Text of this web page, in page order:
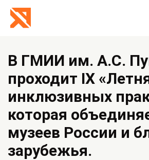
В ГМИИ им. А.С.
проходит IX
инклюзивных
которая
музеев России и
зарубежья.